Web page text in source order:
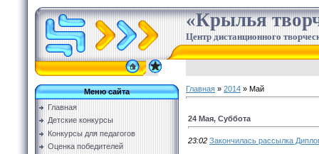
«Крылья
Центр дистанционного
Меню сайта
Главная
Детские конкурсы
Конкурсы для педагогов
Оценка победителей
Главная » 2014 » Май
24 Мая, Суббота
23:02 Закончилась рассылка